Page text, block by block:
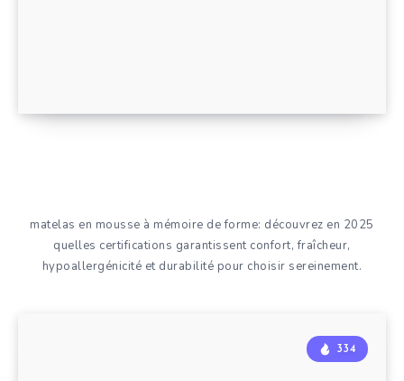
matelas en mousse à mémoire de forme: découvrez en 2025
quelles certifications garantissent confort, fraîcheur,
hypoallergénicité et durabilité pour choisir sereinement.
334